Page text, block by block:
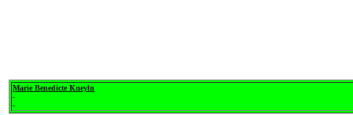
Marie Benedicte Kneyln
-
-